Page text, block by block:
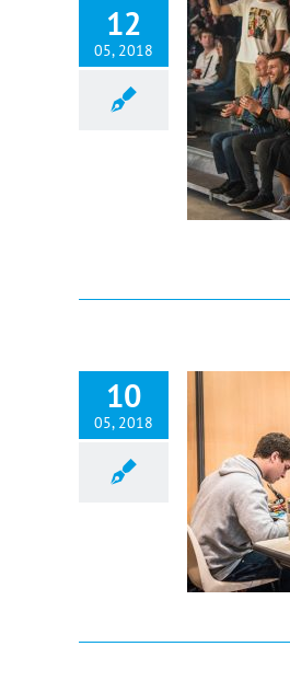
12
05, 2018
10
05, 2018